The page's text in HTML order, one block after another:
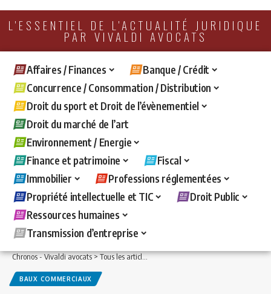
L'ESSENTIEL DE L'ACTUALITÉ JURIDIQUE
PAR VIVALDI AVOCATS
Affaires / Finances
Banque / Crédit
Concurrence / Consommation / Distribution
Droit du sport et Droit de l’évènementiel
Droit du marché de l’art
Environnement / Energie
Finance et patrimoine
Fiscal
Immobilier
Professions réglementées
Propriété intellectuelle et TIC
Droit Public
Ressources humaines
Transmission d’entreprise
Chronos - Vivaldi avocats>Tous les articles >Immobilier>Baux commerciaux>
BAUX COMMERCIAUX